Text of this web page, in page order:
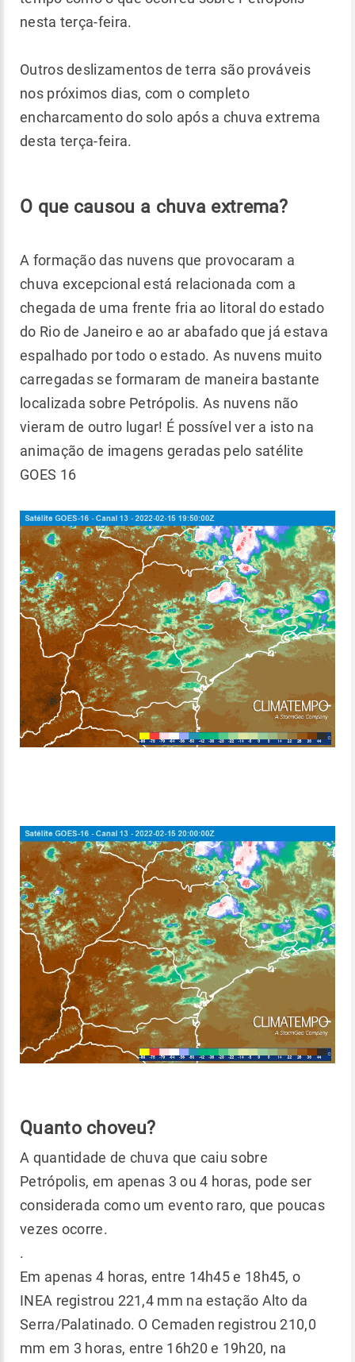
nesta terça-feira.
Outros deslizamentos de terra são prováveis
nos próximos dias, com o completo
encharcamento do solo após a chuva extrema
desta terça-feira.
O que causou a chuva extrema?
A formação das nuvens que provocaram a
chuva excepcional está relacionada com a
chegada de uma frente fria ao litoral do estado
do Rio de Janeiro e ao ar abafado que já estava
espalhado por todo o estado. As nuvens muito
carregadas se formaram de maneira bastante
localizada sobre Petrópolis. As nuvens não
vieram de outro lugar! É possível ver a isto na
animação de imagens geradas pelo satélite
GOES 16
Quanto choveu?
A quantidade de chuva que caiu sobre
Petrópolis, em apenas 3 ou 4 horas, pode ser
considerada como um evento raro, que poucas
vezes ocorre.
.
Em apenas 4 horas, entre 14h45 e 18h45, o
INEA registrou 221,4 mm na estação Alto da
Serra/Palatinado. O Cemaden registrou 210,0
mm em 3 horas, entre 16h20 e 19h20, na